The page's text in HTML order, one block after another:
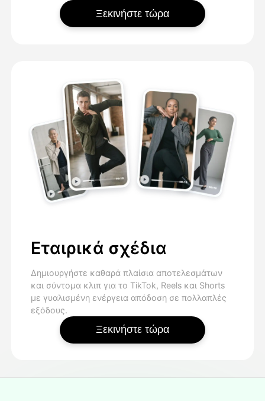
Ξεκινήστε τώρα
Εταιρικά σχέδια
Δημιουργήστε καθαρά πλαίσια αποτελεσμάτων
και σύντομα κλιπ για το TikTok, Reels και Shorts
με γυαλισμένη ενέργεια απόδοση σε πολλαπλές
εξόδους.
Ξεκινήστε τώρα